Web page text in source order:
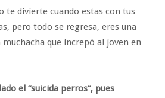
te divierte cuando estas con tus
pero todo se regresa, eres una
que increpó al joven en
el “suicida perros”, pues